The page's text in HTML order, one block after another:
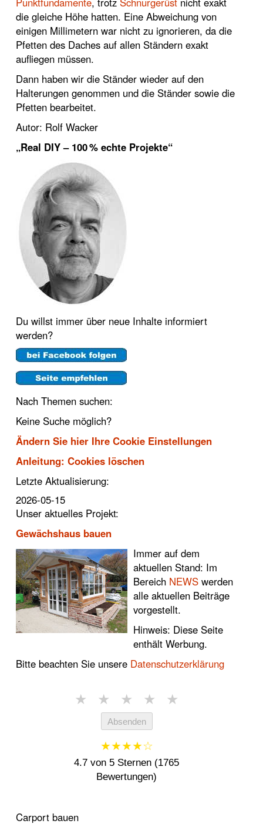
die gleiche Höhe hatten. Eine Abweichung von
einigen Millimetern war nicht zu ignorieren, da die
Pfetten des Daches auf allen Ständern exakt
aufliegen müssen.
Dann haben wir die Ständer wieder auf den
Halterungen genommen und die Ständer sowie die
Pfetten bearbeitet.
Autor: Rolf Wacker
„Real DIY – 100 % echte Projekte“
Du willst immer über neue Inhalte informiert
werden?
Nach Themen suchen:
Keine Suche möglich?
Ändern Sie hier Ihre Cookie Einstellungen
Anleitung: Cookies löschen
Letzte Aktualisierung:
2026-05-15
Unser aktuelles Projekt:
Gewächshaus bauen
Immer auf dem
aktuellen Stand: Im
Bereich NEWS werden
alle aktuellen Beiträge
vorgestellt.
Hinweis: Diese Seite
enthält Werbung.
Bitte beachten Sie unsere Datenschutzerklärung
★ ★ ★ ★ ★
Absenden
★★★★☆
4.7 von 5 Sternen (1765
Bewertungen)
Carport bauen